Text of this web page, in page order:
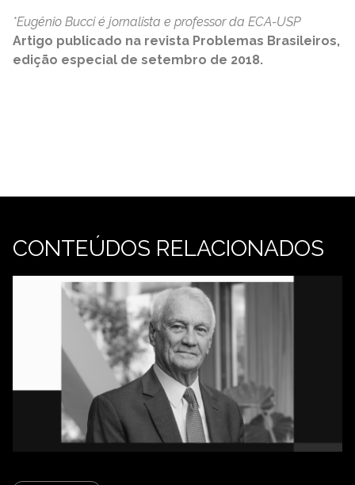
*Eugênio Bucci é jornalista e professor da ECA-USP
Artigo publicado na revista Problemas Brasileiros,
edição especial de setembro de 2018.
CONTEÚDOS RELACIONADOS